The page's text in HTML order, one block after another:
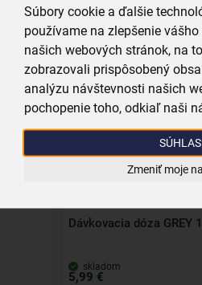
Súbory cookie a ďalšie
používame na zlepšenie
našich webových stránok, na
zobrazovali prispôsobený
analýzu návštevnosti našich
pochopenie toho, odkiaľ naši
Zmeniť moje
skladom
4,99 €
Vložiť do košíka
Dávkovacia dóza GREY
skladom
5,99 €